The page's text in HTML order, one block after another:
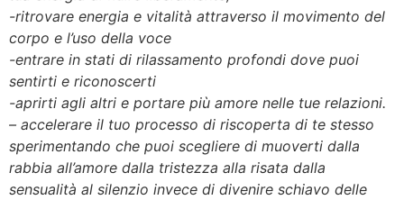
-ritrovare energia e vitalità attraverso il movimento del
corpo e l’uso della voce
-entrare in stati di rilassamento profondi dove puoi
sentirti e riconoscerti
-aprirti agli altri e portare più amore nelle tue relazioni.
– accelerare il tuo processo di riscoperta di te stesso
sperimentando che puoi scegliere di muoverti dalla
rabbia all’amore dalla tristezza alla risata dalla
sensualità al silenzio invece di divenire schiavo delle